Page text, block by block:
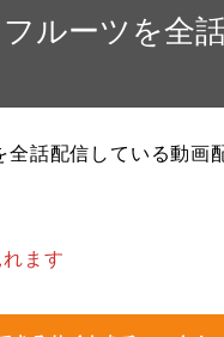
ルーツを全
話配信している動画
ます